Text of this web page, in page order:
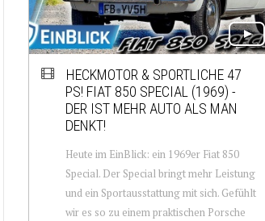
HECKMOTOR & SPORTLICHE 47
PS! FIAT 850 SPECIAL (1969) -
DER IST MEHR AUTO ALS MAN
DENKT!
Heute im EinBlick: ein 1969er Fiat 850
Special. Der Special bringt mehr Leistung
und ein Sportausstattung mit sich. Gefühlt
wir es so zu einem praktischen Porsche